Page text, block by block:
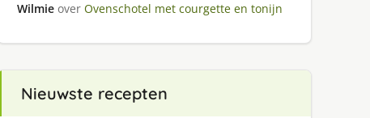
Wilmie over Ovenschotel met courgette en tonijn
Nieuwste recepten